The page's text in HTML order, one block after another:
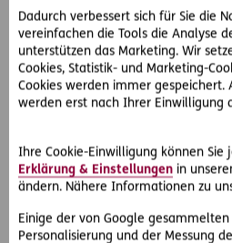
Dadurch verbessert sich für Sie die
vereinfachen die Tools die Analyse
unterstützen das Marketing. Wir
Cookies, Statistik- und Marketing-
Cookies werden immer gespeichert.
werden erst nach Ihrer Einwilligung
Ihre Cookie-Einwilligung können Sie
Erklärung & Einstellungen in
ändern. Nähere Informationen zu
Einige der von Google
Personalisierung und der Messung
Kommunikationskanäle wie
genauso wie regelmäßige
sind alle Richtlinien stets aktuell
Im Rahmen unseres
verschiedenen Compliance-
unsere Angestellten im Innen-
Das Schulungskonzept umfasst